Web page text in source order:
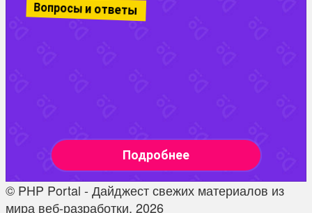
© PHP Portal - Дайджест свежих материалов из
мира веб-разработки, 2026